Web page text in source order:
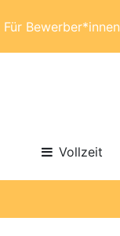
Für Bewerber*innen
Vollzeit